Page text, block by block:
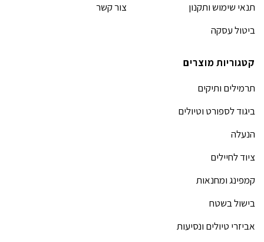
תנאי שימוש ותקנון
ביטול עסקה
צור קשר
קטגוריות מוצרים
תרמילים ותיקים
ביגוד לספורט וטיולים
הנעלה
ציוד לחיילים
קמפינג ומחנאות
בישול בשטח
אביזרי טיולים ונסיעות